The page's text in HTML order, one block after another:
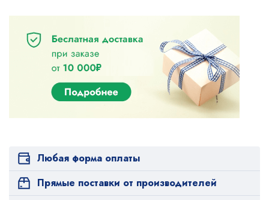
Любая форма оплаты
Прямые поставки от производителей